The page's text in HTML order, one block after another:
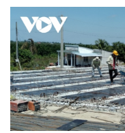
Khởi nghiệp